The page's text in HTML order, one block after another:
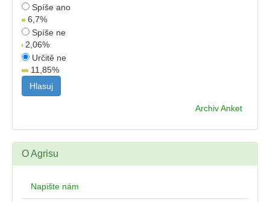
Spíše ano
6,7%
Spíše ne
2,06%
Určitě ne
11,85%
Archiv Anket
O Agrisu
Napište nám